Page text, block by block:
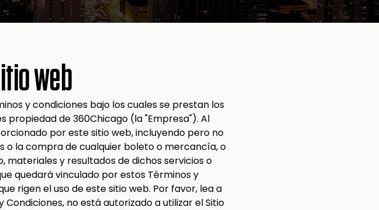
web
y condiciones bajo los cuales se prestan los
propiedad de 360Chicago (la "Empresa"). Al
por este sitio web, incluyendo pero no
o la compra de cualquier boleto o mercancía, o
materiales y resultados de dichos servicios o
quedará vinculado por estos Términos y
rigen el uso de este sitio web. Por favor, lea a
no está autorizado a utilizar el Sitio